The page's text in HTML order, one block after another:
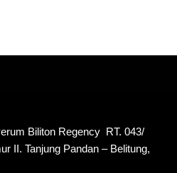
Biliton Regency RT. 043/
II. Tanjung Pandan – Belitung,